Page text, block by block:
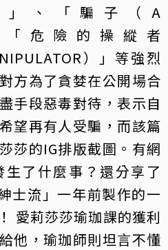
）」、「騙子（A
「危險的操縱者
）」等強烈
方為了貪婪在公開場合
手段惡毒對待，表示自
望再有人受騙，而該篇
莎的IG排版截圖。有網
了什麼事？還分享了
士流」一年前製作的一
愛莉莎莎瑜珈課的獲利
他，瑜珈師則坦言不懂